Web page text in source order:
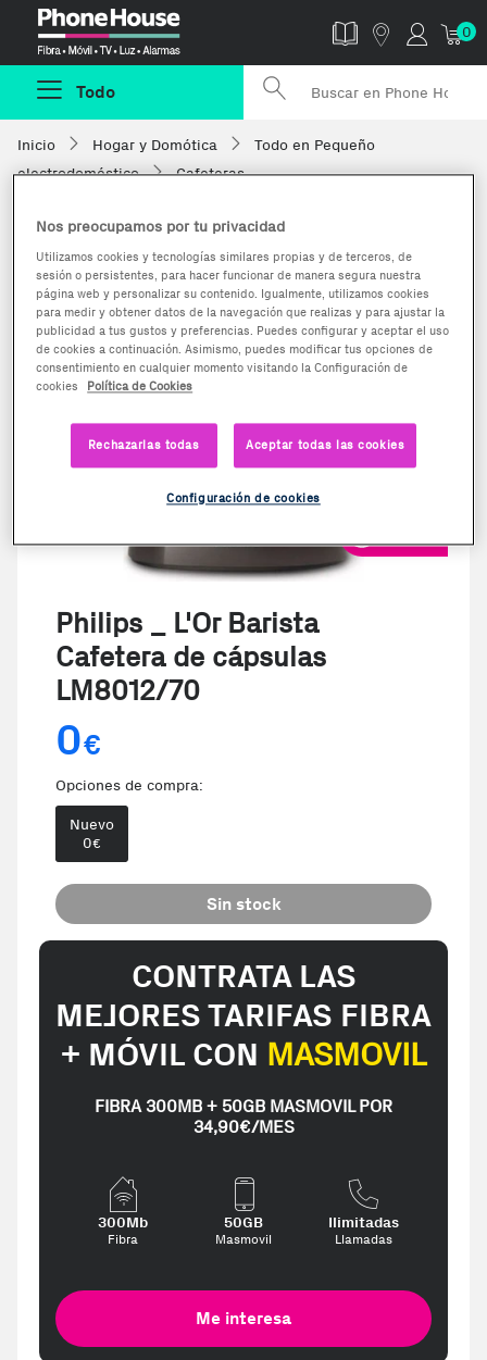
0
Todo
Inicio Hogar y Domótica
Todo en Pequeño
electrodoméstico
Cafeteras
Philips _ L'Or Barista
Cafetera de cápsulas
LM8012/70
0€
Opciones de compra:
Nuevo
0€
Sin stock
CONTRATA LAS
MEJORES TARIFAS FIBRA
+ MÓVIL CON MASMOVIL
FIBRA 300MB + 50GB MASMOVIL POR
34,90€/MES
300Mb
Fibra
50GB
Masmovil
Ilimitadas
Llamadas
Me interesa
Nos preocupamos por tu privacidad
Utilizamos cookies y tecnologías similares propias y de terceros, de
sesión o persistentes, para hacer funcionar de manera segura nuestra
página web y personalizar su contenido. Igualmente, utilizamos cookies
para medir y obtener datos de la navegación que realizas y para ajustar la
publicidad a tus gustos y preferencias. Puedes configurar y aceptar el uso
de cookies a continuación. Asimismo, puedes modificar tus opciones de
consentimiento en cualquier momento visitando la Configuración de
cookies
Política de Cookies
Rechazarlas todas Aceptar todas las cookies
Configuración de cookies